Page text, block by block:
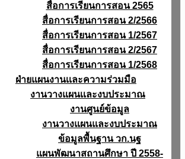
สื่อการเรียนการสอน 2565
สื่อการเรียนการสอน 2/2566
สื่อการเรียนการสอน 1/2567
สื่อการเรียนการสอน 2/2567
สื่อการเรียนการสอน 1/2568
ฝ่ายแผนงานเเละความร่วมมือ
งานวางแผนเเละงบประมาณ
งานศูนย์ข้อมูล
งานวางแผนและงบประมาณ
ข้อมูลพื้นฐาน วก.นฐ
แผนพัฒนาสถานศึกษา ปี 2558-